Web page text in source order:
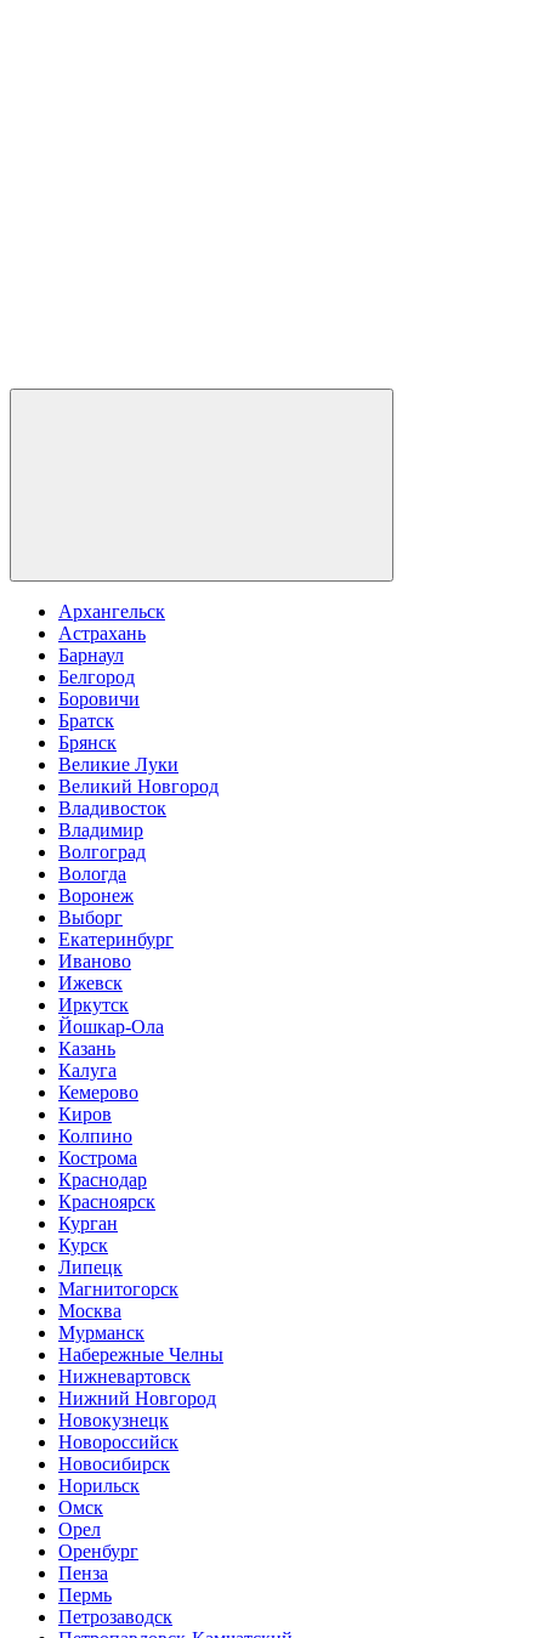
Архангельск
Астрахань
Барнаул
Белгород
Боровичи
Братск
Брянск
Великие Луки
Великий Новгород
Владивосток
Владимир
Волгоград
Вологда
Воронеж
Выборг
Екатеринбург
Иваново
Ижевск
Иркутск
Йошкар-Ола
Казань
Калуга
Кемерово
Киров
Колпино
Кострома
Краснодар
Красноярск
Курган
Курск
Липецк
Магнитогорск
Москва
Мурманск
Набережные Челны
Нижневартовск
Нижний Новгород
Новокузнецк
Новороссийск
Новосибирск
Норильск
Омск
Орел
Оренбург
Пенза
Пермь
Петрозаводск